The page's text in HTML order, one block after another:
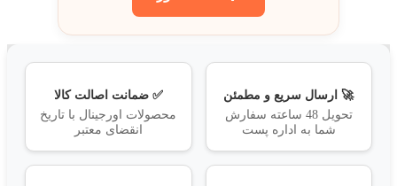
🚀 ارسال سریع و مطمئن
تحویل 48 ساعته سفارش
شما به اداره پست
✅ ضمانت اصالت کالا
محصولات اورجینال با تاریخ
انقضای معتبر